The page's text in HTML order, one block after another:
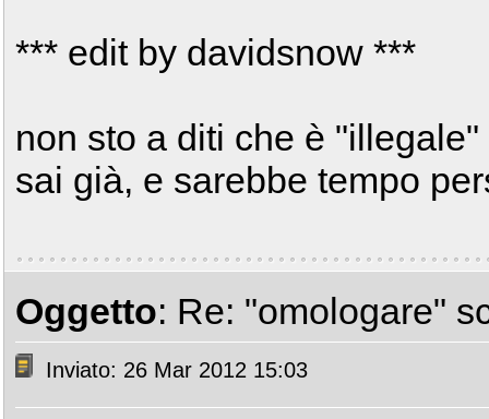
*** edit by davidsnow ***
non sto a diti che è
sai già, e sarebbe tempo
Oggetto: Re: "omologare"
Inviato: 26 Mar 2012 15:03